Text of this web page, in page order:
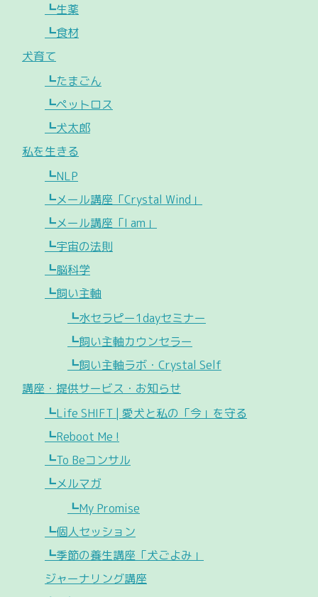
┗生薬
┗食材
犬育て
┗たまごん
┗ペットロス
┗犬太郎
私を生きる
┗NLP
┗メール講座「Crystal Wind」
┗メール講座「I am」
┗宇宙の法則
┗脳科学
┗飼い主軸
┗水セラピー1dayセミナー
┗飼い主軸カウンセラー
┗飼い主軸ラボ・Crystal Self
講座・提供サービス・お知らせ
┗Life SHIFT | 愛犬と私の「今」を守る
┗Reboot Me !
┗To Beコンサル
┗メルマガ
┗My Promise
┗個人セッション
┗季節の養生講座「犬ごよみ」
ジャーナリング講座